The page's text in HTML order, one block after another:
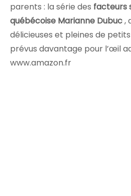
parents : la série des facteurs
québécoise Marianne Dubuc,
délicieuses et pleines de
prévus davantage pour l’œil
www.amazon.fr